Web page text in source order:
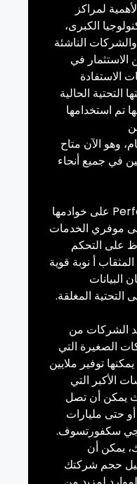
لمراكز
الكبرى،
الناشئة
الاستثمار في
الاستفادة
التحتية الحالية
تم استخدامها
وهو الآن متاح
في جميع أنحاء
على خوادمها
موفري الخدمات
على التحكم
أ نوبة قوية
المغلقة.
الشركات من
الصغيرة التي
والتي يمكنها توفير ملايين
الأكبر التي
يمكن أن تصل
حتى مليارات
سكفورتسوف.
يمكن أن
حجم شركتك